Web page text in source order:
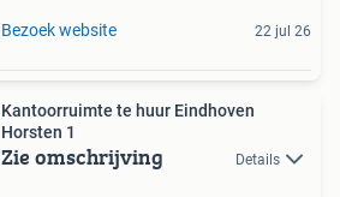
Bezoek website 22 jul 26
Kantoorruimte te huur Eindhoven
Horsten 1
Zie omschrijving Details